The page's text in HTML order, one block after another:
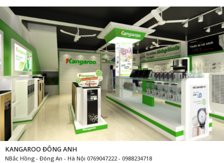
KANGAROO ĐÔNG ANH
NBắc Hồng - Đông An - Hà Nội 0769047222 - 0988234718